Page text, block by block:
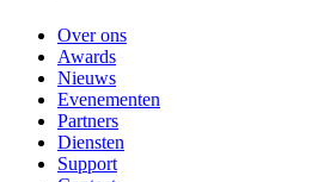
Over ons
Awards
Nieuws
Evenementen
Partners
Diensten
Support